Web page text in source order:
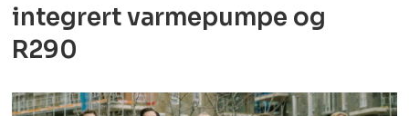
integrert varmepumpe og
R290